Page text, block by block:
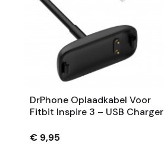
DrPhone Oplaadkabel Voor
Fitbit Inspire 3 – USB Charger
€ 9,95